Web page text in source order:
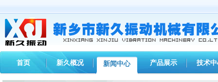
首页 新久概况 新闻中心 产品展示 技术